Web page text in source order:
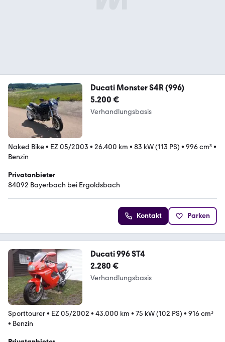
Ducati Monster S4R (996)
5.200 €
Verhandlungsbasis
Naked Bike• EZ 05/2003 • 26.400 km • 83 kW (113 PS) • 996 cm³•
Benzin
Privatanbieter
84092 Bayerbach bei Ergoldsbach
Kontakt Parken
Ducati 996 ST4
2.280 €
Verhandlungsbasis
Sporttourer• EZ 05/2002 • 43.000 km • 75 kW (102 PS) • 916 cm³
• Benzin